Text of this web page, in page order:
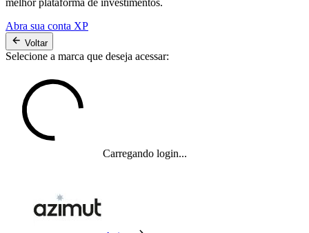
Abra sua conta XP
Voltar
Selecione a marca que deseja acessar:
Carregando login...